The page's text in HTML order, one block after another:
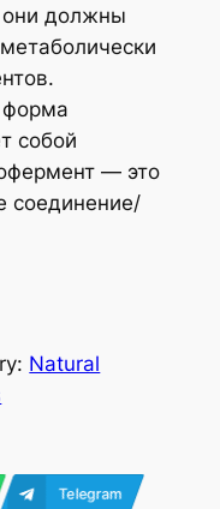
они должны
собой
— это
соединение/
Natural
Telegram